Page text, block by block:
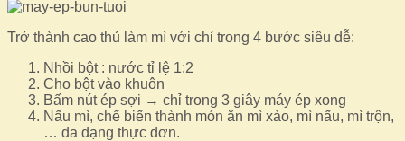
Trở thành cao thủ làm mì với chỉ trong 4 bước siêu dễ:
Nhồi bột : nước tỉ lệ 1:2
Cho bột vào khuôn
Bấm nút ép sợi → chỉ trong 3 giây máy ép xong
Nấu mì, chế biến thành món ăn mì xào, mì nấu, mì trộn,
… đa dạng thực đơn.